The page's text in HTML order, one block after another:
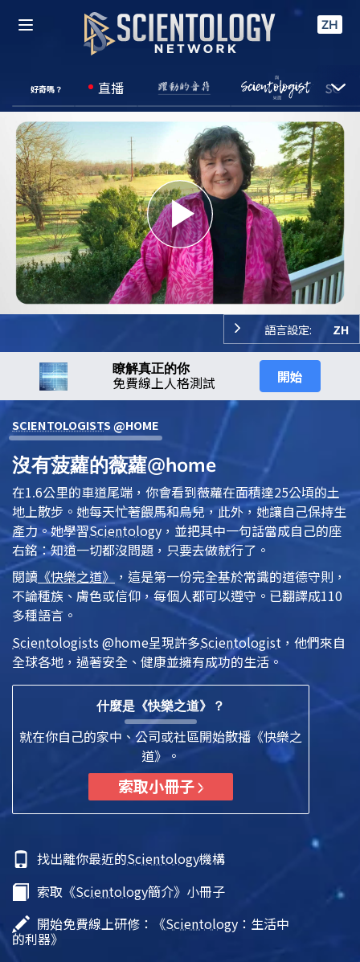
ZH
好奇嗎？ 直播
Play
Video
語言設定: ZH
瞭解真正的你
免費線上人格測試 開始
SCIENTOLOGISTS @HOME
沒有菠蘿的薇蘿@home
在1.6公里的車道尾端，你會看到薇蘿在面積達25公頃的土
地上散步。她每天忙著餵馬和鳥兒，此外，她讓自己保持生
產力。她學習Scientology ，並把其中一句話當成自己的座
右銘：知道一切都沒問題，只要去做就行了。
閱讀 《快樂之道》 ，這是第一份完全基於常識的道德守則，
不論種族、膚色或信仰，每個人都可以遵守。已翻譯成110
多種語言。
Scientologists @home呈現許多Scientologist ，他們來自
全球各地，過著安全、健康並擁有成功的生活。
什麼是《快樂之道》？
就在你自己的家中、公司或社區開始散播《快樂之
道》。
索取小冊子
找出離你最近的Scientology機構
索取《Scientology簡介》小冊子
開始免費線上研修：《Scientology ：生活中
的利器》